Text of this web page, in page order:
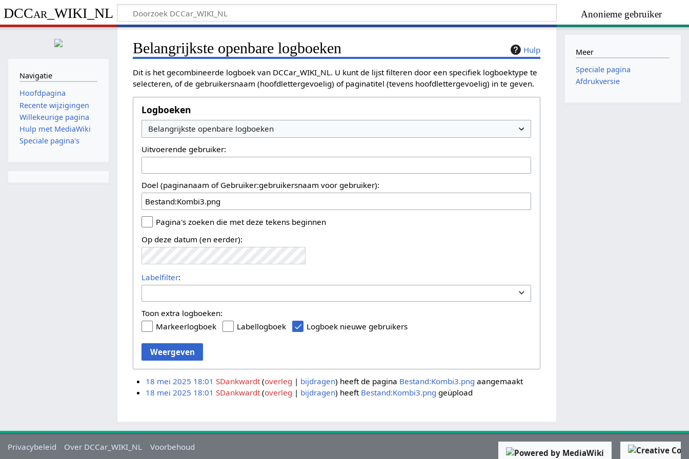
Anonieme gebruiker
DCCar_WIKI_NL
Hulp
Belangrijkste openbare logboeken
Dit is het gecombineerde logboek van DCCar_WIKI_NL. U kunt de lijst filteren door een specifiek logboektype te
selecteren, of de gebruikersnaam (hoofdlettergevoelig) of paginatitel (tevens hoofdlettergevoelig) in te geven.
Logboeken
Uitvoerende gebruiker:
Doel (paginanaam of Gebruiker:gebruikersnaam voor gebruiker):
Pagina's zoeken die met deze tekens beginnen
Op deze datum (en eerder):
Labelfilter:
Toon extra logboeken:
Markeerlogboek
Labellogboek Logboek nieuwe gebruikers
Weergeven
18 mei 2025 18:01 SDankwardt overleg bijdragen heeft de pagina Bestand:Kombi3.png aangemaakt
18 mei 2025 18:01 SDankwardt overleg bijdragen heeft Bestand:Kombi3.png geüpload
Navigatie
Hoofdpagina
Recente wijzigingen
Willekeurige pagina
Hulp met MediaWiki
Speciale pagina's
Meer
Speciale pagina
Afdrukversie
Privacybeleid Over DCCar_WIKI_NL Voorbehoud